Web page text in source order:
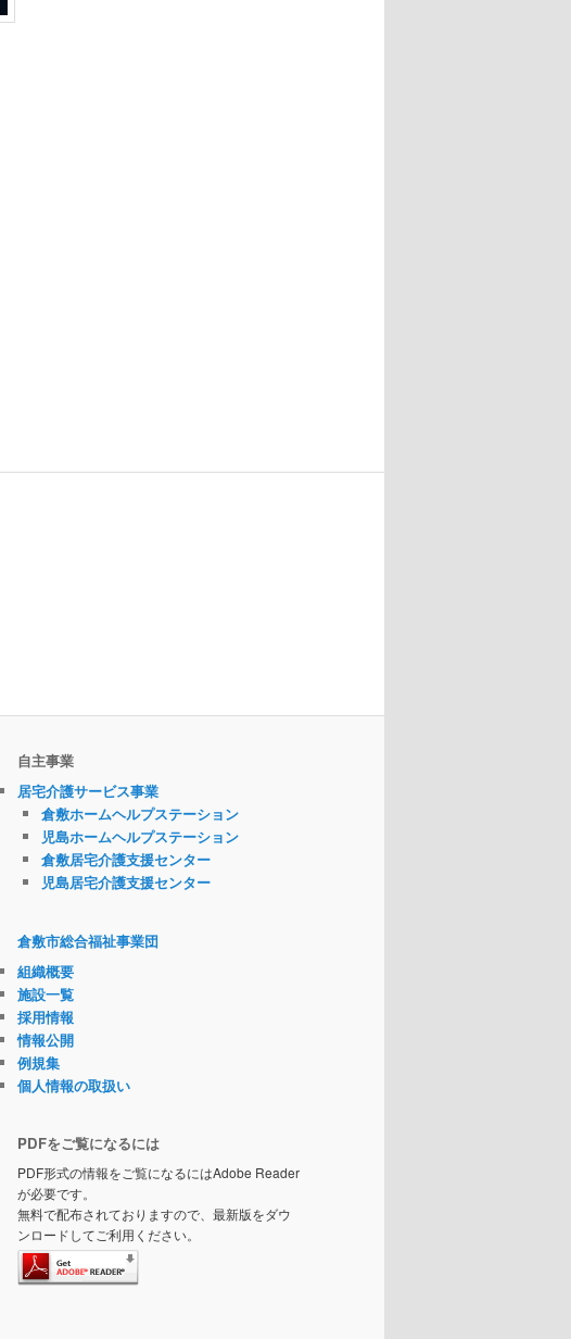
自主事業
居宅介護サービス事業
倉敷ホームヘルプステーション
児島ホームヘルプステーション
倉敷居宅介護支援センター
児島居宅介護支援センター
倉敷市総合福祉事業団
組織概要
施設一覧
採用情報
情報公開
例規集
個人情報の取扱い
PDFをご覧になるには
PDF形式の情報をご覧になるにはAdobe Reader
が必要です。
無料で配布されておりますので、最新版をダウ
ンロードしてご利用ください。